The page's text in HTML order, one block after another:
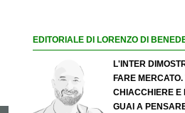
EDITORIALE DI LORENZO DI
L'INTER
FARE
CHIACCHIERE E
GUAI A